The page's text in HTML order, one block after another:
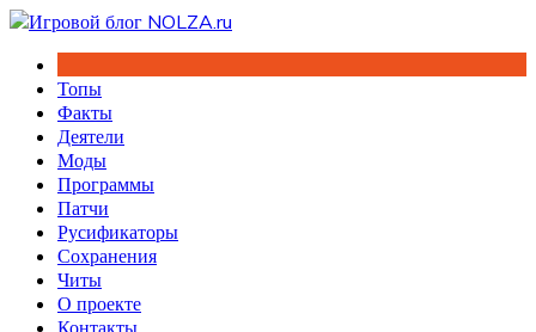
Перейти
содержимому
Топы
Факты
Деятели
Моды
Программы
Патчи
Русификаторы
Сохранения
Читы
О проекте
Контакты